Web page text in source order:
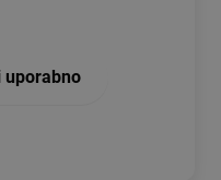
uporabno